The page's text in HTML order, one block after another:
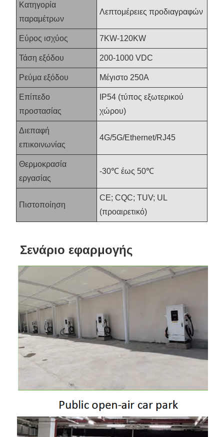
Κατηγορία
παραμέτρων
Λεπτομέρειες προδιαγραφών
Εύρος ισχύος 7KW-120KW
Τάση εξόδου 200-1000 VDC
Ρεύμα εξόδου Μέγιστο 250Α
Επίπεδο
προστασίας
IP54 (τύπος εξωτερικού
χώρου)
Διεπαφή
επικοινωνίας
4G/5G/Ethernet/RJ45
Θερμοκρασία
εργασίας
-30℃ έως 50℃
Πιστοποίηση
CE; CQC; TUV; UL
(προαιρετικό)
Σενάριο εφαρμογής